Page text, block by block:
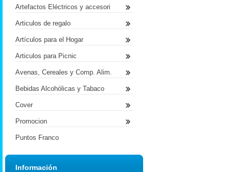
Artefactos Eléctricos y accesori
Articulos de regalo
Artículos para el Hogar
Articulos para Picnic
Avenas, Cereales y Comp. Alim.
Bebidas Alcohólicas y Tabaco
Cover
Promocion
Puntos Franco
Información